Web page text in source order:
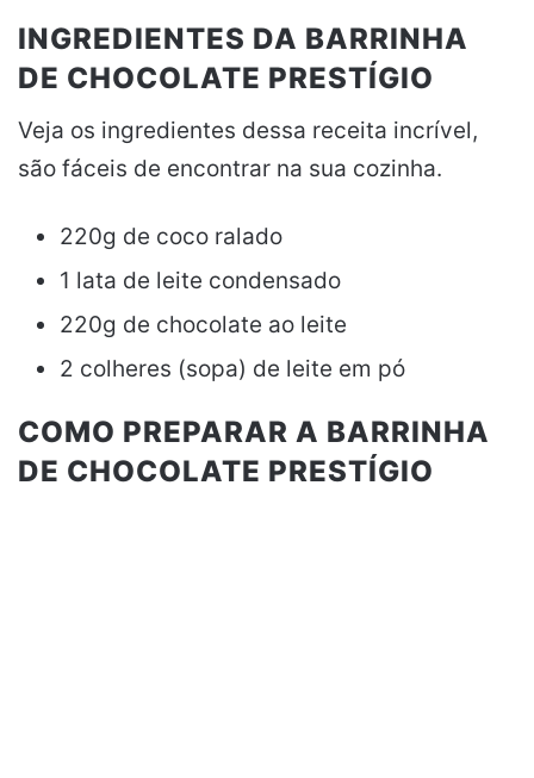
INGREDIENTES DA BARRINHA
DE CHOCOLATE PRESTÍGIO
Veja os ingredientes dessa receita incrível,
são fáceis de encontrar na sua cozinha.
220g de coco ralado
1 lata de leite condensado
220g de chocolate ao leite
2 colheres (sopa) de leite em pó
COMO PREPARAR A BARRINHA
DE CHOCOLATE PRESTÍGIO